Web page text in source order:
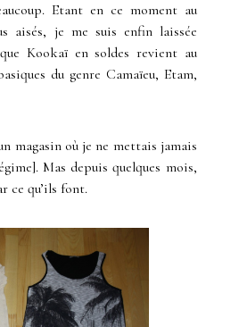
Etant en ce moment au
aisés, je me suis enfin laissée
Kookaï en soldes revient au
du genre Camaïeu, Etam,
magasin où je ne mettais jamais
Mas depuis quelques mois,
ce qu’ils font.